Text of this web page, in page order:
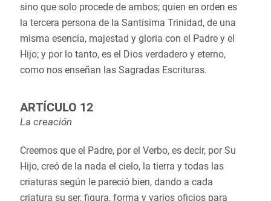
sino que solo procede de ambos; quien en orden es
la tercera persona de la Santísima Trinidad, de una
misma esencia, majestad y gloria con el Padre y el
Hijo; y por lo tanto, es el Dios verdadero y eterno,
como nos enseñan las Sagradas Escrituras.
ARTÍCULO 12
La creación
Creemos que el Padre, por el Verbo, es decir, por Su
Hijo, creó de la nada el cielo, la tierra y todas las
criaturas según le pareció bien, dando a cada
criatura su ser, figura, forma y varios oficios para